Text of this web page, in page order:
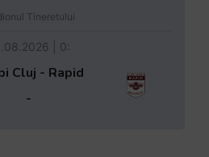
Tineretului
| 0:
Cluj - Rapid
-